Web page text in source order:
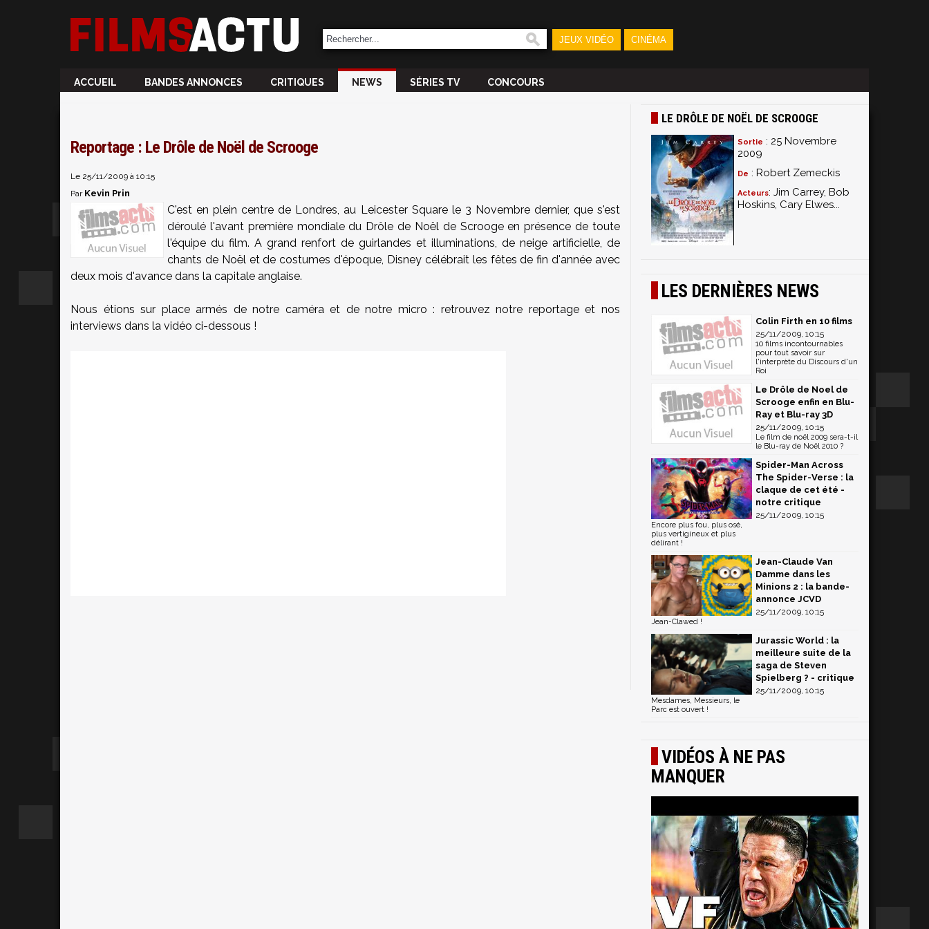
JEUX VIDÉO CINÉMA
ACCUEIL BANDES ANNONCES CRITIQUES NEWS SÉRIES TV CONCOURS
Reportage : Le Drôle de Noël de Scrooge
Le 25/11/2009 à 10:15
Par Kevin Prin
C'est en plein centre de Londres, au Leicester Square le 3 Novembre dernier, que s'est
déroulé l'avant première mondiale du Drôle de Noël de Scrooge en présence de toute
l'équipe du film. A grand renfort de guirlandes et illuminations, de neige artificielle, de
chants de Noël et de costumes d'époque, Disney célébrait les fêtes de fin d'année avec
deux mois d'avance dans la capitale anglaise.
Nous étions sur place armés de notre caméra et de notre micro : retrouvez notre reportage et nos
interviews dans la vidéo ci-dessous !
LE DRÔLE DE NOËL DE SCROOGE
Sortie : 25 Novembre
2009
De : Robert Zemeckis
Acteurs: Jim Carrey, Bob
Hoskins, Cary Elwes...
LES DERNIÈRES NEWS
Colin Firth en 10 films
25/11/2009, 10:15
10 films incontournables
pour tout savoir sur
l'interprète du Discours d'un
Roi
Le Drôle de Noel de
Scrooge enfin en Blu-
Ray et Blu-ray 3D
25/11/2009, 10:15
Le film de noël 2009 sera-t-il
le Blu-ray de Noël 2010 ?
Spider-Man Across
The Spider-Verse : la
claque de cet été -
notre critique
25/11/2009, 10:15
Encore plus fou, plus osé,
plus vertigineux et plus
délirant !
Jean-Claude Van
Damme dans les
Minions 2 : la bande-
annonce JCVD
25/11/2009, 10:15
Jean-Clawed !
Jurassic World : la
meilleure suite de la
saga de Steven
Spielberg ? - critique
25/11/2009, 10:15
Mesdames, Messieurs, le
Parc est ouvert !
VIDÉOS À NE PAS
MANQUER